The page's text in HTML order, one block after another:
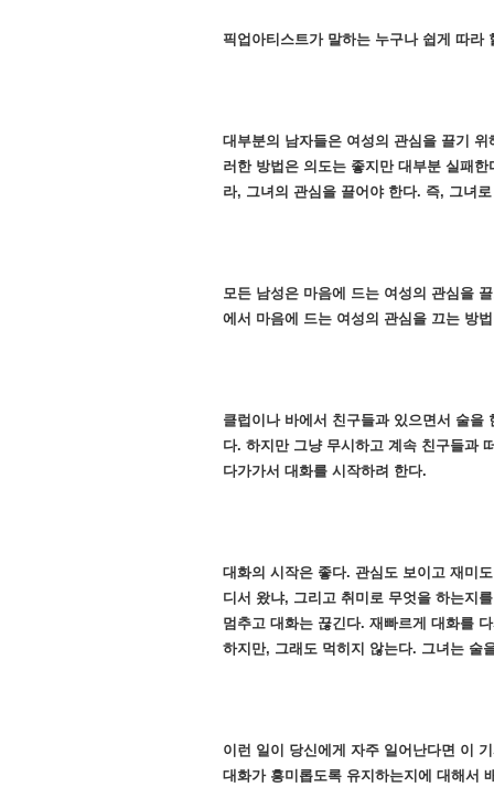
픽업아티스트가 말하는 누구나 쉽게 따
대부분의 남자들은 여성의 관심을 끌기
러한 방법은 의도는 좋지만 대부분 실패
라, 그녀의 관심을 끌어야 한다. 즉, 그녀
모든 남성은 마음에 드는 여성의 관심을
에서 마음에 드는 여성의 관심을 끄는 방
클럽이나 바에서 친구들과 있으면서 술
다. 하지만 그냥 무시하고 계속 친구들과
다가가서 대화를 시작하려 한다.
대화의 시작은 좋다. 관심도 보이고 재미
디서 왔냐, 그리고 취미로 무엇을 하는지
멈추고 대화는 끊긴다. 재빠르게 대화를
하지만, 그래도 먹히지 않는다. 그녀는 술
이런 일이 당신에게 자주 일어난다면 이
대화가 흥미롭도록 유지하는지에 대해서